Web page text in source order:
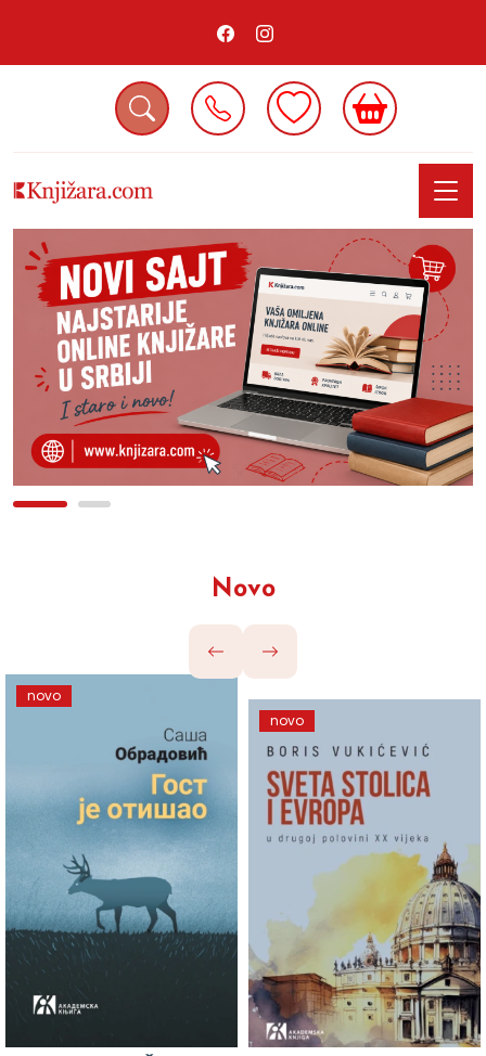
Novo
novo
novo